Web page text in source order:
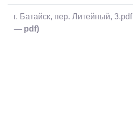
г. Батайск, пер. Литейный, 3.pdf
— pdf)